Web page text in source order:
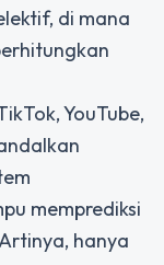
di mana
YouTube,
memprediksi
hanya